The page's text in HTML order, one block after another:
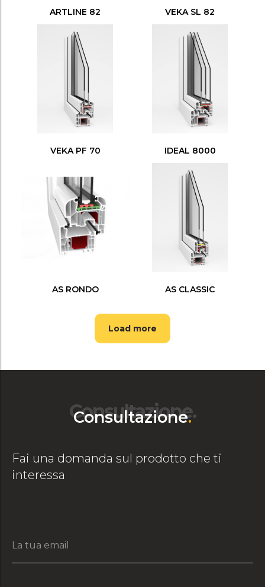
ARTLINE 82 VEKA SL 82
VEKA PF 70 IDEAL 8000
AS RONDO AS CLASSIC
Load more
Consultazione.
Consultazione.
Fai una domanda sul prodotto che ti
interessa